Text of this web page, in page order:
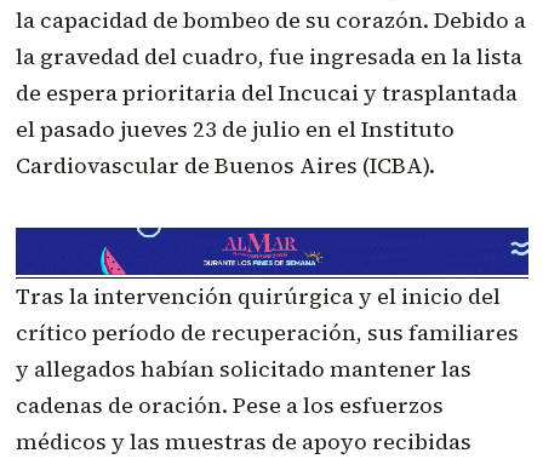
la capacidad de bombeo de su corazón. Debido a
la gravedad del cuadro, fue ingresada en la lista
de espera prioritaria del Incucai y trasplantada
el pasado jueves 23 de julio en el Instituto
Cardiovascular de Buenos Aires (ICBA).
Tras la intervención quirúrgica y el inicio del
crítico período de recuperación, sus familiares
y allegados habían solicitado mantener las
cadenas de oración. Pese a los esfuerzos
médicos y las muestras de apoyo recibidas